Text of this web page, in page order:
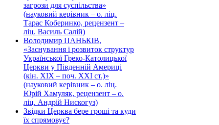
загрози для суспільства»
(науковий керівник – о. ліц.
Тарас Коберинко, рецензент –
ліц. Василь Салій)
Володимир ПАНЬКІВ,
«Заснування і розвиток структур
Української Греко-Католицької
Церкви у Південній Америці
(кін. ХІХ – поч. ХХІ ст.)»
(науковий керівник – о. ліц.
Юрій Хамуляк, рецензент – о.
ліц. Андрій Нискогуз)
Звідки Церква бере гроші та куди
їх спрямовує?